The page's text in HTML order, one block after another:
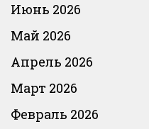
Июнь 2026
Май 2026
Апрель 2026
Март 2026
Февраль 2026